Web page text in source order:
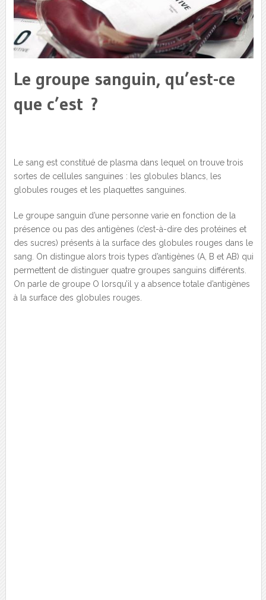
Le groupe sanguin, qu’est-ce
que c’est ?
Le sang est constitué de plasma dans lequel on trouve trois
sortes de cellules sanguines : les globules blancs, les
globules rouges et les plaquettes sanguines.
Le groupe sanguin d’une personne varie en fonction de la
présence ou pas des antigènes (c’est-à-dire des protéines et
des sucres) présents à la surface des globules rouges dans le
sang. On distingue alors trois types d’antigènes (A, B et AB) qui
permettent de distinguer quatre groupes sanguins différents.
On parle de groupe O lorsqu’il y a absence totale d’antigènes
à la surface des globules rouges.